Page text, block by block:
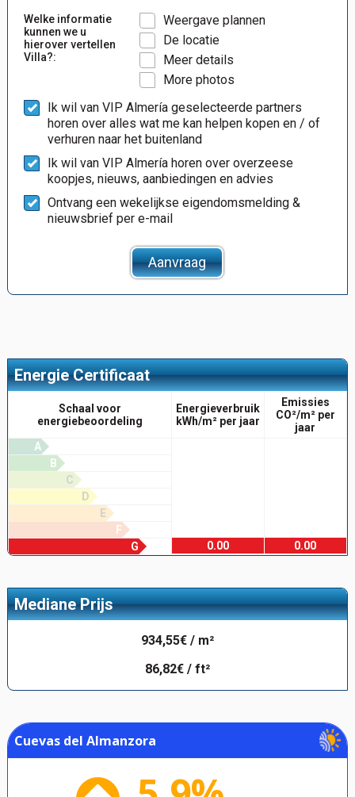
Welke informatie
kunnen we u
hierover vertellen
Villa?:
Weergave plannen
De locatie
Meer details
More photos
Ik wil van VIP Almería geselecteerde partners
horen over alles wat me kan helpen kopen en / of
verhuren naar het buitenland
Ik wil van VIP Almería horen over overzeese
koopjes, nieuws, aanbiedingen en advies
Ontvang een wekelijkse eigendomsmelding &
nieuwsbrief per e-mail
Aanvraag
Energie Certificaat
Schaal voor
energiebeoordeling
Energieverbruik
kWh/m² per jaar
Emissies
CO²/m² per
jaar
A
B
C
D
E
F
G
0.00 0.00
Mediane Prijs
934,55€ / m²
86,82€ / ft²
Cuevas del Almanzora